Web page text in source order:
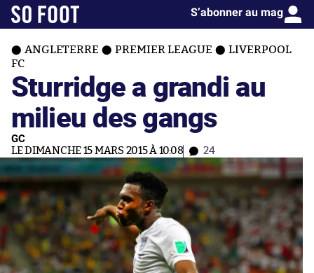
S’abonner au mag
ANGLETERRE PREMIER LEAGUE
LIVERPOOL
FC
Sturridge a grandi au
milieu des gangs
GC
LE DIMANCHE 15 MARS 2015 À 10:08 24